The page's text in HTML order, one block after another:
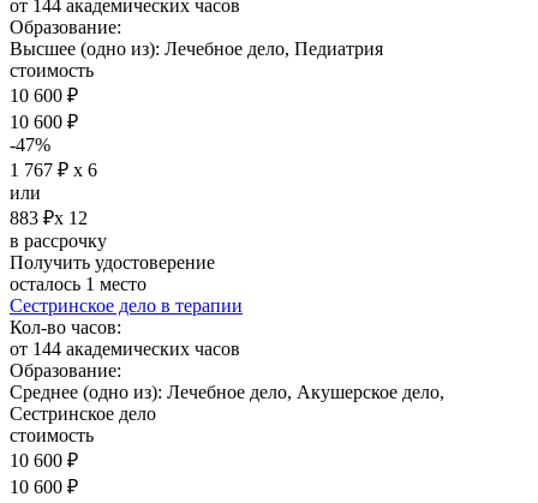
от 144 академических часов
Образование:
Высшее (одно из): Лечебное дело, Педиатрия
стоимость
10 600 ₽
10 600 ₽
-47%
1 767 ₽ х 6
или
883 ₽х 12
в рассрочку
Получить удостоверение
осталось 1 место
Сестринское дело в терапии
Кол-во часов:
от 144 академических часов
Образование:
Среднее (одно из): Лечебное дело, Акушерское дело,
Сестринское дело
стоимость
10 600 ₽
10 600 ₽